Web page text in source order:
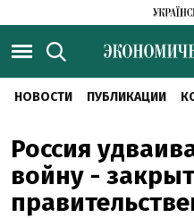
НОВОСТИ ПУБЛИКАЦИИ
Россия
войну -